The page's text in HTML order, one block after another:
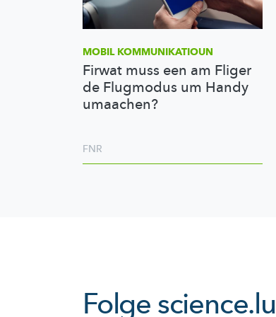
MOBIL KOMMUNIKATIOUN
Firwat muss een am Fliger
de Flugmodus um Handy
umaachen?
FNR
Folge science.lu